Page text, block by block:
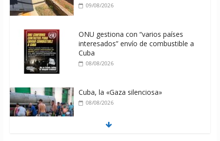
09/08/2026
ONU gestiona con “varios países
interesados” envío de combustible a
Cuba
08/08/2026
Cuba, la «Gaza silenciosa»
08/08/2026